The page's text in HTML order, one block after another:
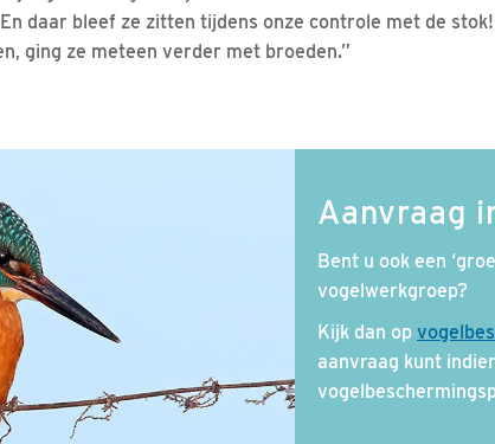
daar bleef ze zitten tijdens onze controle met de
ging ze meteen verder met broeden.”
Aanvraag
Bent u ook een
vogelwerkgroep?
Kijk dan op
aanvraag kunt